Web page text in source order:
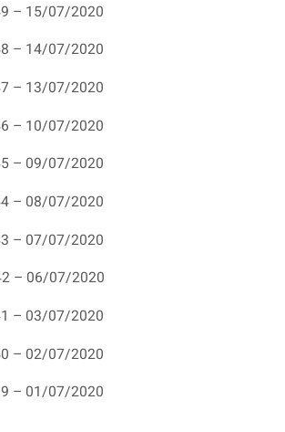
– 15/07/2020
– 14/07/2020
– 13/07/2020
– 10/07/2020
– 09/07/2020
– 08/07/2020
– 07/07/2020
– 06/07/2020
– 03/07/2020
– 02/07/2020
– 01/07/2020